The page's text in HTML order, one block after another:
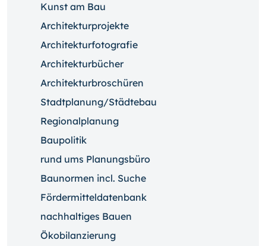
Kunst am Bau
Architekturprojekte
Architekturfotografie
Architekturbücher
Architekturbroschüren
Stadtplanung/Städtebau
Regionalplanung
Baupolitik
rund ums Planungsbüro
Baunormen incl. Suche
Fördermitteldatenbank
nachhaltiges Bauen
Ökobilanzierung